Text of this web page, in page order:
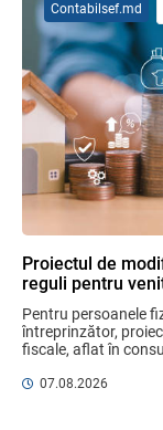
Proiectul de
reguli pentru
Pentru persoanele
întreprinzător,
fiscale, aflat în
07.08.2026
Contabilsef.md